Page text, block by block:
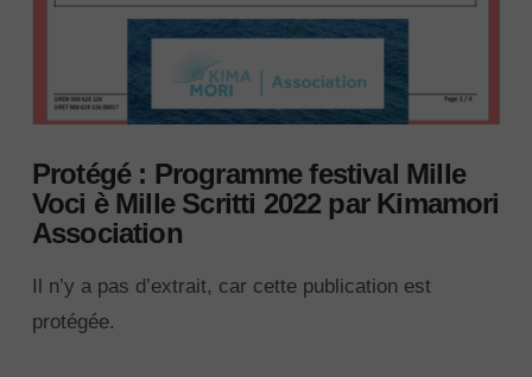
Protégé : Programme festival Mille
Voci è Mille Scritti 2022 par Kimamori
Association
Il n’y a pas d’extrait, car cette publication est
protégée.